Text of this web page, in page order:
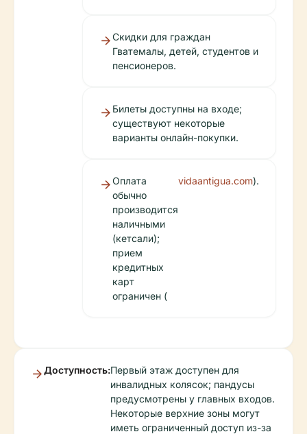
Скидки для граждан
Гватемалы, детей, студентов и
пенсионеров.
Билеты доступны на входе;
существуют некоторые
варианты онлайн-покупки.
Оплата
обычно
производится
наличными
(кетсали);
прием
кредитных
карт
ограничен (
vidaantigua.com).
Доступность:Первый этаж доступен для
инвалидных колясок; пандусы
предусмотрены у главных входов.
Некоторые верхние зоны могут
иметь ограниченный доступ из-за